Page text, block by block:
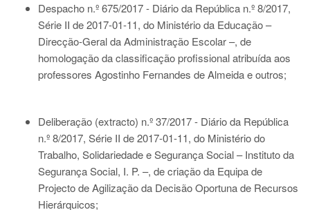
Despacho n.º 675/2017 - Diário da República n.º 8/2017,
Série II de 2017-01-11, do Ministério da Educação –
Direcção-Geral da Administração Escolar –, de
homologação da classificação profissional atribuída aos
professores Agostinho Fernandes de Almeida e outros;
Deliberação (extracto) n.º 37/2017 - Diário da República
n.º 8/2017, Série II de 2017-01-11, do Ministério do
Trabalho, Solidariedade e Segurança Social – Instituto da
Segurança Social, I. P. –, de criação da Equipa de
Projecto de Agilização da Decisão Oportuna de Recursos
Hierárquicos;